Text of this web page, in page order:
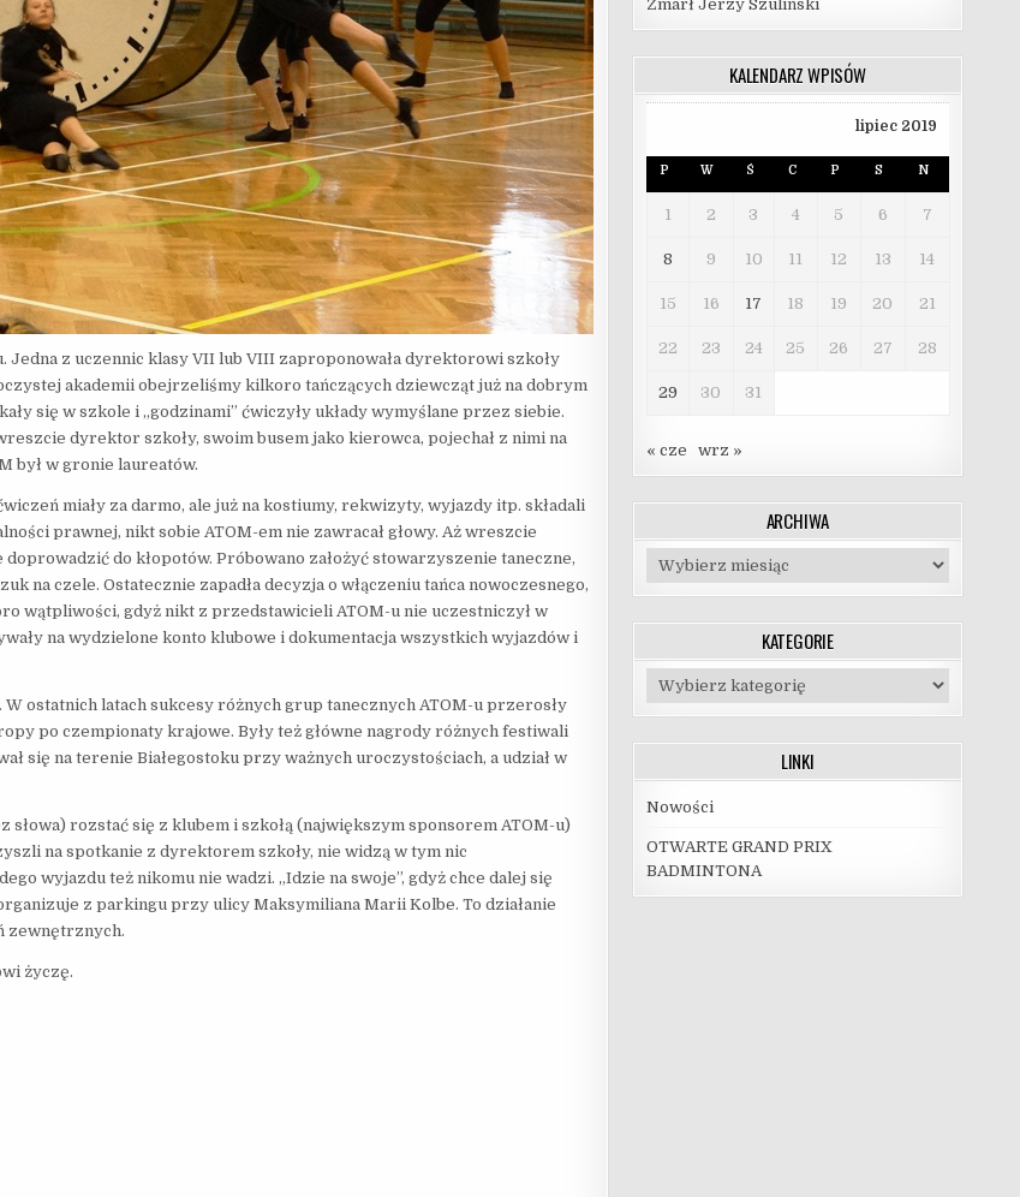
Jedna z uczennic klasy VII lub VIII zaproponowała dyrektorowi szkoły
akademii obejrzeliśmy kilkoro tańczących dziewcząt już na dobrym
się w szkole i „godzinami” ćwiczyły układy wymyślane przez siebie.
dyrektor szkoły, swoim busem jako kierowca, pojechał z nimi na
był w gronie laureatów.
miały za darmo, ale już na kostiumy, rekwizyty, wyjazdy itp. składali
prawnej, nikt sobie ATOM-em nie zawracał głowy. Aż wreszcie
do kłopotów. Próbowano założyć stowarzyszenie taneczne,
na czele. Ostatecznie zapadła decyzja o włączeniu tańca nowoczesnego,
wątpliwości, gdyż nikt z przedstawicieli ATOM-u nie uczestniczył w
na wydzielone konto klubowe i dokumentacja wszystkich wyjazdów i
ostatnich latach sukcesy różnych grup tanecznych ATOM-u przerosły
po czempionaty krajowe. Były też główne nagrody różnych festiwali
się na terenie Białegostoku przy ważnych uroczystościach, a udział w
rozstać się z klubem i szkołą (największym sponsorem ATOM-u)
na spotkanie z dyrektorem szkoły, nie widzą w tym nic
wyjazdu też nikomu nie wadzi. „Idzie na swoje”, gdyż chce dalej się
z parkingu przy ulicy Maksymiliana Marii Kolbe. To działanie
zewnętrznych.
życzę.
Zmarł Jerzy Szuliński
KALENDARZ WPISÓW
lipiec 2019
P W Ś C P S N
1 2 3 4 5 6 7
8 9 10 11 12 13 14
15 16 17 18 19 20 21
22 23 24 25 26 27 28
29 30 31
« cze wrz »
ARCHIWA
Archiwa
KATEGORIE
Kategorie
LINKI
Nowości
OTWARTE GRAND PRIX
BADMINTONA